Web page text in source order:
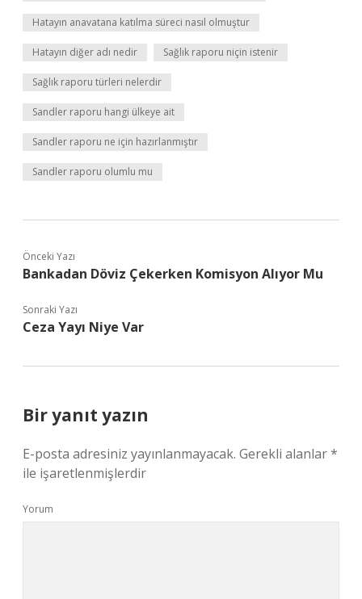
Hatayın anavatana katılma süreci nasıl olmuştur
Hatayın diğer adı nedir Sağlık raporu niçin istenir
Sağlık raporu türleri nelerdir
Sandler raporu hangi ülkeye ait
Sandler raporu ne için hazırlanmıştır
Sandler raporu olumlu mu
Önceki Yazı
Bankadan Döviz Çekerken Komisyon Alıyor Mu
Sonraki Yazı
Ceza Yayı Niye Var
Bir yanıt yazın
E-posta adresiniz yayınlanmayacak. Gerekli alanlar*
ile işaretlenmişlerdir
Yorum